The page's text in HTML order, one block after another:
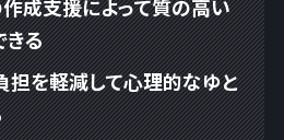
成支援によって質の高い
きる
担を軽減して心理的なゆと